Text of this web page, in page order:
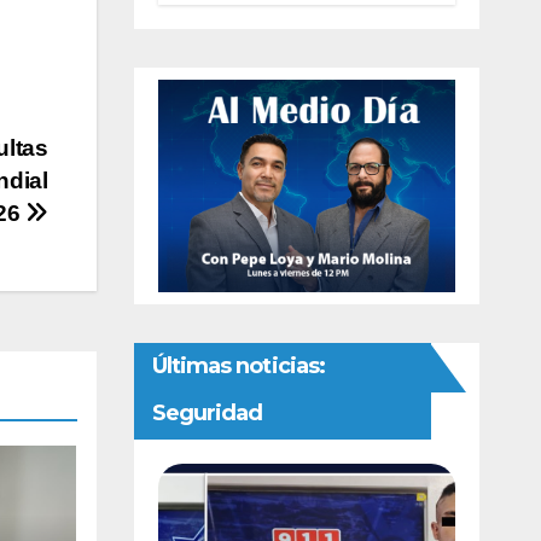
Chihuahua
Últimas noticias:
Seguridad